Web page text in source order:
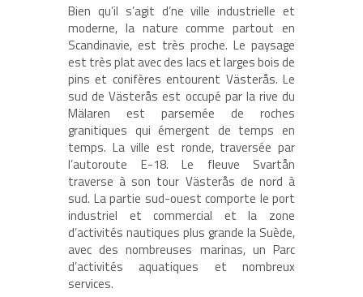
Bien qu’il s’agit d’ne ville industrielle et
moderne, la nature comme partout en
Scandinavie, est très proche. Le paysage
est très plat avec des lacs et larges bois de
pins et conifères entourent Västerås. Le
sud de Västerås est occupé par la rive du
Mälaren est parsemée de roches
granitiques qui émergent de temps en
temps. La ville est ronde, traversée par
l’autoroute E-18. Le fleuve Svartån
traverse à son tour Västerås de nord à
sud. La partie sud-ouest comporte le port
industriel et commercial et la zone
d’activités nautiques plus grande la Suède,
avec des nombreuses marinas, un Parc
d’activités aquatiques et nombreux
services.